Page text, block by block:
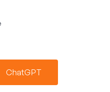
ChatGPT